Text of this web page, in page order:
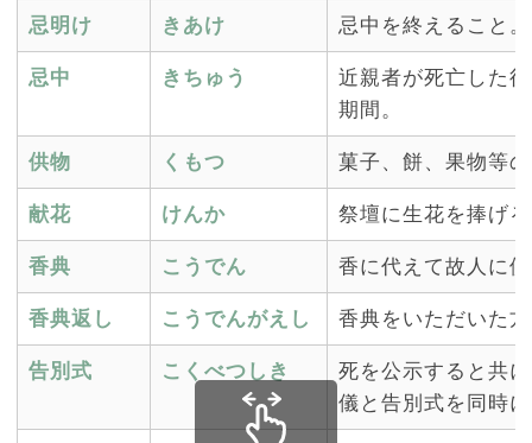
忌明け きあけ 忌中を終えること。
忌中 きちゅう
近親者が死亡した
期間。
供物 くもつ 菓子、餅、果物等
献花 けんか 祭壇に生花を捧げ
香典 こうでん 香に代えて故人に
香典返し こうでんがえし 香典をいただいた
告別式 こくべつしき
死を公示すると共
儀と告別式を同時